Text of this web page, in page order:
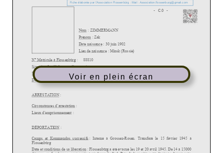
Voir en plein écran